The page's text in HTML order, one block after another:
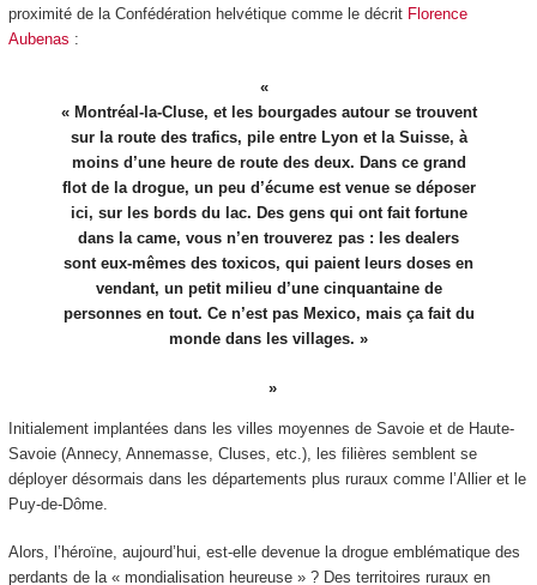
proximité de la Confédération helvétique comme le décrit Florence
Aubenas :
« Montréal-la-Cluse, et les bourgades autour se trouvent
sur la route des trafics, pile entre Lyon et la Suisse, à
moins d’une heure de route des deux. Dans ce grand
flot de la drogue, un peu d’écume est venue se déposer
ici, sur les bords du lac. Des gens qui ont fait fortune
dans la came, vous n’en trouverez pas : les dealers
sont eux-mêmes des toxicos, qui paient leurs doses en
vendant, un petit milieu d’une cinquantaine de
personnes en tout. Ce n’est pas Mexico, mais ça fait du
monde dans les villages. »
Initialement implantées dans les villes moyennes de Savoie et de Haute-
Savoie (Annecy, Annemasse, Cluses, etc.), les filières semblent se
déployer désormais dans les départements plus ruraux comme l’Allier et le
Puy-de-Dôme.
Alors, l’héroïne, aujourd’hui, est-elle devenue la drogue emblématique des
perdants de la « mondialisation heureuse » ? Des territoires ruraux en